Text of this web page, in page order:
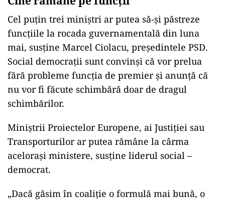
Cel puțin trei miniștri ar putea să-și păstreze
funcțiile la rocada guvernamentală din luna
mai, susține Marcel Ciolacu, președintele PSD.
Social democrații sunt convinși că vor prelua
fără probleme funcția de premier și anunță că
nu vor fi făcute schimbără doar de dragul
schimbărilor.
Miniștrii Proiectelor Europene, ai Justiției sau
Transporturilor ar putea rămâne la cârma
acelorași ministere, susține liderul social –
democrat.
„Dacă găsim în coaliție o formulă mai bună, o